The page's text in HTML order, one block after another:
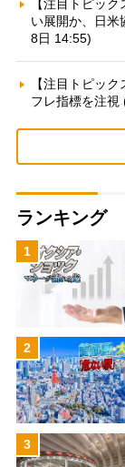
【注目トピッ
い展開か、日米
8日 14:55)
【注目トピッ
フレ指標を注視
ランキング
1
2
3